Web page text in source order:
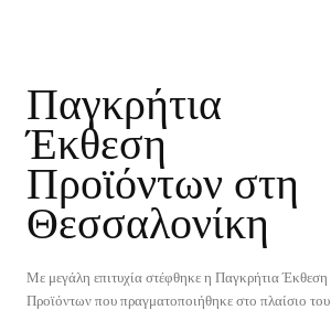
Παγκρήτια
Έκθεση
Προϊόντων στη
Θεσσαλονίκη
Με μεγάλη επιτυχία στέφθηκε η Παγκρήτια Έκθεση
Προϊόντων που πραγματοποιήθηκε στο πλαίσιο του